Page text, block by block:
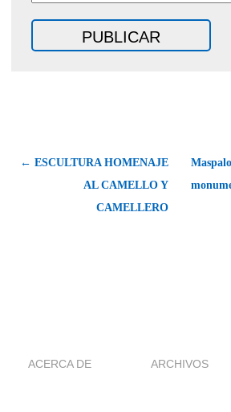
← ESCULTURA HOMENAJE
AL CAMELLO Y
CAMELLERO
ACERCA DE ARCHIVOS